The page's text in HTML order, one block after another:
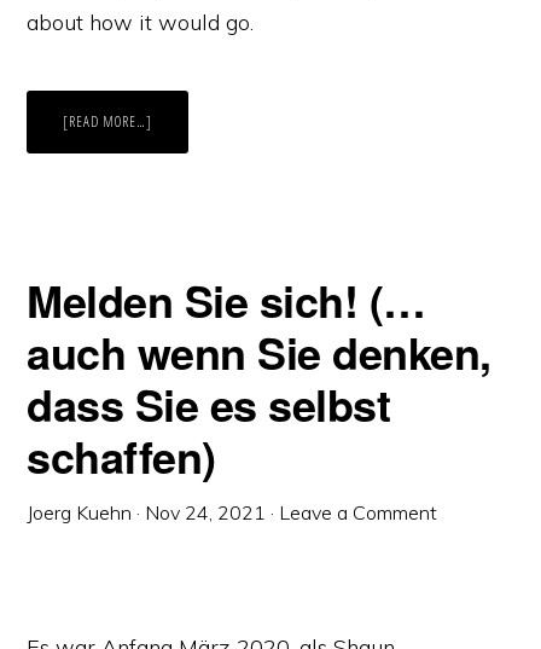
about how it would go.
[READ MORE…]
YOU
Melden Sie sich! (…
auch wenn Sie denken,
dass Sie es selbst
schaffen)
Joerg Kuehn · Nov 24, 2021 · Leave a Comment